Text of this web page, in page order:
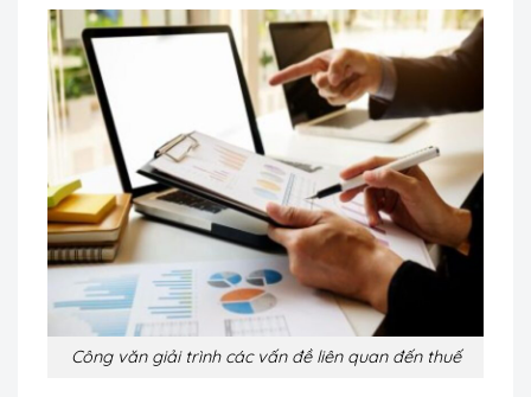
Công văn giải trình các vấn đề liên quan đến thuế